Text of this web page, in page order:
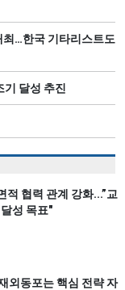
최…한국 기타리스트도
기 달성 추진
적 협력 관계 강화...”교
성 목표"
외동포는 핵심 전략 자